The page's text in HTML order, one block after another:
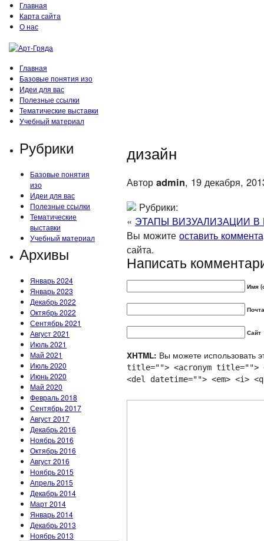
Главная
Карта сайта
О нас
Главная
Базовые понятия изо
Идеи для вас
Полезные ссылки
Тематические выставки
Учебный материал
Рубрики
Базовые понятия
изо
Идеи для вас
Полезные ссылки
Тематические
выставки
Учебный материал
Архивы
Январь 2024
Январь 2023
Декабрь 2022
Октябрь 2022
Сентябрь 2021
Август 2021
Июль 2021
Май 2021
Июль 2020
Июнь 2020
Май 2020
Февраль 2018
Сентябрь 2017
Август 2017
Декабрь 2016
Ноябрь 2016
Октябрь 2016
Август 2016
Ноябрь 2015
Апрель 2015
Декабрь 2014
Март 2014
Январь 2014
Декабрь 2013
Ноябрь 2013
дизайн
Автор admin, 19 декабря,
Рубрики:
« ЭТАПЫ ВИЗУАЛИЗАЦИИ
Вы можите оставить
сайта.
Написать
Имя
Сайт
XHTML: Вы можете использовать
title=""> <acronym title="">
<del datetime=""> <em> <i>